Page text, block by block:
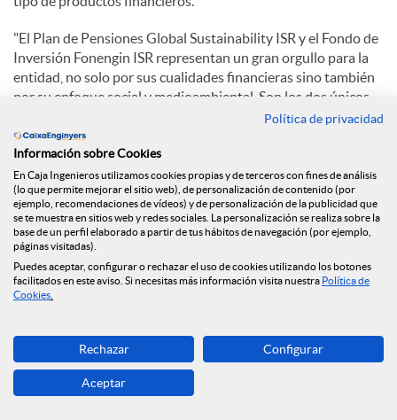
"El Plan de Pensiones Global Sustainability ISR y el Fondo de
Inversión Fonengin ISR representan un gran orgullo para la
entidad, no solo por sus cualidades financieras sino también
por su enfoque social y medioambiental. Son los dos únicos
productos financiero y asegurador que poseen esta
certificación AENOR en España" comenta Víctor Cardona,
Director de RSC del Grupo Caja de Ingenieros.
ElPlan de Pensiones Global Sustainability ISR, además de
los criterios financieros, incorpora en el análisis de inversión
y en los procesos de toma de decisiones criterios de Inversión
Socialmente Responsable (ISR), compatibles con los criterios
de composición de las inversiones. Desde el Grupo Caja de
Ingenieros se apuesta de forma consistente por la ISR en los
ElFondo de Inversión Fonengin ISRes el único fondo
nacional en conseguir la certificación. Se trata de un producto
Política de privacidad
Información sobre Cookies
En Caja Ingenieros utilizamos cookies propias y de terceros con fines de análisis
(lo que permite mejorar el sitio web), de personalización de contenido (por
ejemplo, recomendaciones de vídeos) y de personalización de la publicidad que
se te muestra en sitios web y redes sociales. La personalización se realiza sobre la
base de un perfil elaborado a partir de tus hábitos de navegación (por ejemplo,
páginas visitadas).
Puedes aceptar, configurar o rechazar el uso de cookies utilizando los botones
facilitados en este aviso. Si necesitas más información visita nuestra Política de
Cookies
Rechazar Configurar
Aceptar